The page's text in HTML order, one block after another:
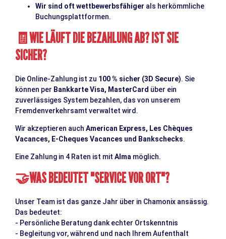
Wir sind oft wettbewerbsfähiger als herkömmliche
Buchungsplattformen.
🧾 WIE LÄUFT DIE BEZAHLUNG AB? IST SIE
SICHER?
Die Online-Zahlung ist zu 100 % sicher (3D Secure). Sie
können per Bankkarte Visa, MasterCard über ein
zuverlässiges System bezahlen, das von unserem
Fremdenverkehrsamt verwaltet wird.
Wir akzeptieren auch American Express, Les Chèques
Vacances, E-Cheques Vacances und Bankschecks.
Eine Zahlung in 4 Raten ist mit Alma möglich.
🤝WAS BEDEUTET "SERVICE VOR ORT"?
Unser Team ist das ganze Jahr über in Chamonix ansässig.
Das bedeutet:
- Persönliche Beratung dank echter Ortskenntnis
- Begleitung vor, während und nach Ihrem Aufenthalt